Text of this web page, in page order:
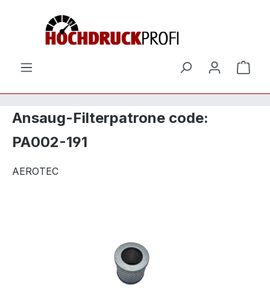
Zum Hauptinhalt springen
Ansaug-Filterpatrone code:
PA002-191
AEROTEC